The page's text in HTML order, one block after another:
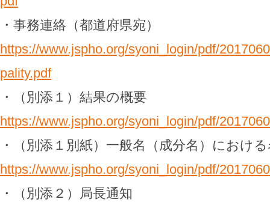
・事務連絡（都道府県宛）
https://www.jspho.org/syoni_login/pdf/
pality.pdf
・（別添１）結果の概要
https://www.jspho.org/syoni_login/pdf/
・（別添１別紙）一般名（成分名）におけ
https://www.jspho.org/syoni_login/pdf/
・（別添２）局長通知